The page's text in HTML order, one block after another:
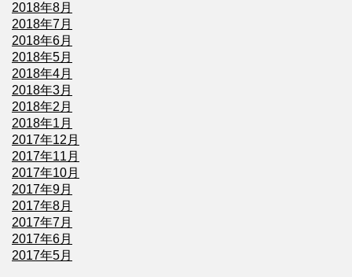
2018年8月
2018年7月
2018年6月
2018年5月
2018年4月
2018年3月
2018年2月
2018年1月
2017年12月
2017年11月
2017年10月
2017年9月
2017年8月
2017年7月
2017年6月
2017年5月